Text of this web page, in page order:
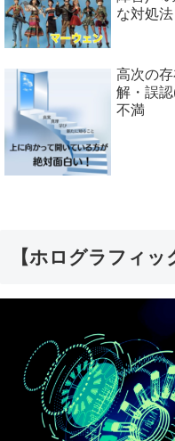
な対処法
高次の
解・誤
不満
【ホログラフィッ